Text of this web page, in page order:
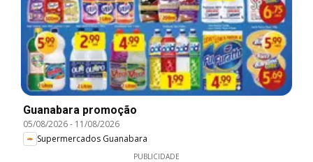
Guanabara promoção
05/08/2026- 11/08/2026
Supermercados Guanabara
PUBLICIDADE